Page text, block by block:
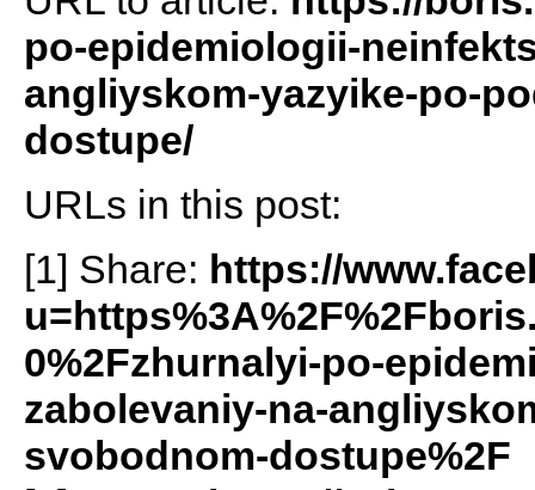
po-epidemiologii-
angliyskom-yazyike-po-
dostupe/
URLs in this post:
[1] Share: https://
0%2Fzhurnalyi-po-
zabolevaniy-na-
svobodnom-dostupe%2F